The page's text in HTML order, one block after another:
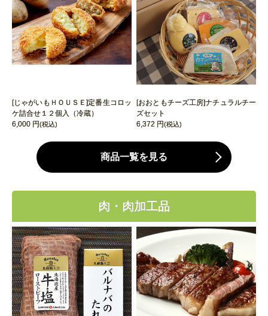
[じゃがいもＨＯＵＳＥ]定番生コロッ
ケ詰合せ１２個入（冷蔵）
6,000 円(税込)
[おおともチーズ工房]ナチュラルチー
ズセット
6,372 円(税込)
商品一覧を見る
肉・肉加工品